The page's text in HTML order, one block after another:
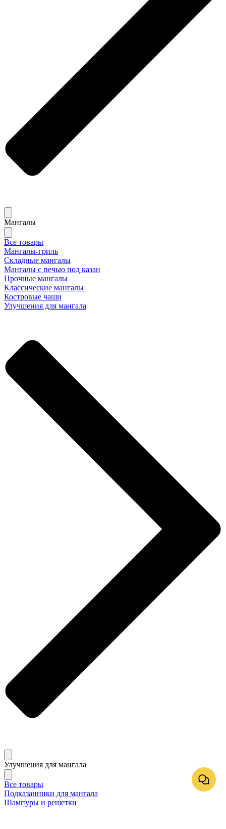
Мангалы
Все товары
Мангалы-гриль
Складные мангалы
Мангалы с печью под казан
Прочные мангалы
Классические мангалы
Костровые чаши
Улучшения для мангала
Улучшения для мангала
Все товары
Подказанники для мангала
Шампуры и решетки